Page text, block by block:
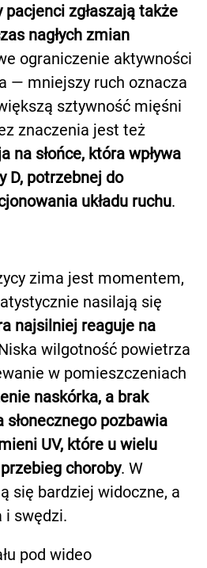
zgłaszają także
nagłych zmian
ograniczenie aktywności
— mniejszy ruch oznacza
sztywność mięśni
znaczenia jest też
na słońce, która wpływa
D, potrzebnej do
układu ruchu.
zima jest momentem,
nasilają się
najsilniej reaguje na
wilgotność powietrza
w pomieszczeniach
naskórka, a brak
słonecznego pozbawia
UV, które u wielu
choroby. W
się bardziej widoczne, a
i swędzi.
pod wideo